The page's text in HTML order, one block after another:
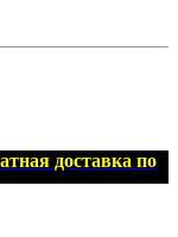
доставка по